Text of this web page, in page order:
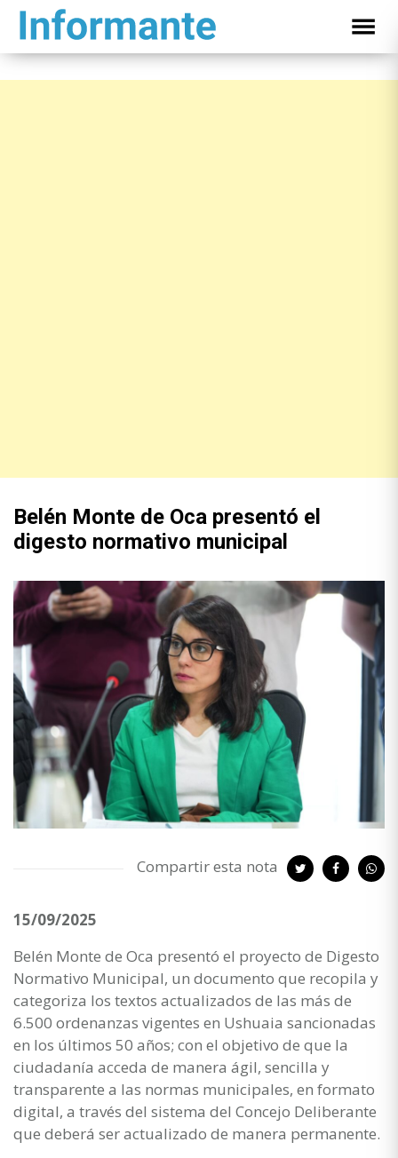
Belén Monte de Oca presentó el
digesto normativo municipal
Compartir esta nota
15/09/2025
Belén Monte de Oca presentó el proyecto de Digesto
Normativo Municipal, un documento que recopila y
categoriza los textos actualizados de las más de
6.500 ordenanzas vigentes en Ushuaia sancionadas
en los últimos 50 años; con el objetivo de que la
ciudadanía acceda de manera ágil, sencilla y
transparente a las normas municipales, en formato
digital, a través del sistema del Concejo Deliberante
que deberá ser actualizado de manera permanente.